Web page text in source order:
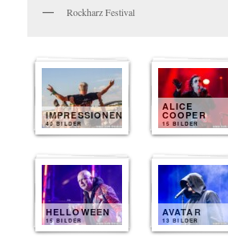
Rockharz Festival
IMPRESSIONEN
40 BILDER
ALICE
COOPER
15 BILDER
HELLOWEEN
15 BILDER
AVATAR
13 BILDER